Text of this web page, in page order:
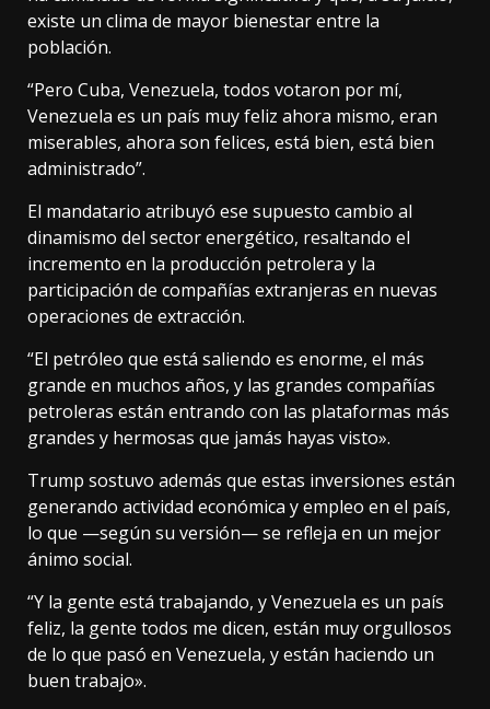
existe un clima de mayor bienestar entre la
población.
“Pero Cuba, Venezuela, todos votaron por mí,
Venezuela es un país muy feliz ahora mismo, eran
miserables, ahora son felices, está bien, está bien
administrado”.
El mandatario atribuyó ese supuesto cambio al
dinamismo del sector energético, resaltando el
incremento en la producción petrolera y la
participación de compañías extranjeras en nuevas
operaciones de extracción.
“El petróleo que está saliendo es enorme, el más
grande en muchos años, y las grandes compañías
petroleras están entrando con las plataformas más
grandes y hermosas que jamás hayas visto».
Trump sostuvo además que estas inversiones están
generando actividad económica y empleo en el país,
lo que —según su versión— se refleja en un mejor
ánimo social.
“Y la gente está trabajando, y Venezuela es un país
feliz, la gente todos me dicen, están muy orgullosos
de lo que pasó en Venezuela, y están haciendo un
buen trabajo».